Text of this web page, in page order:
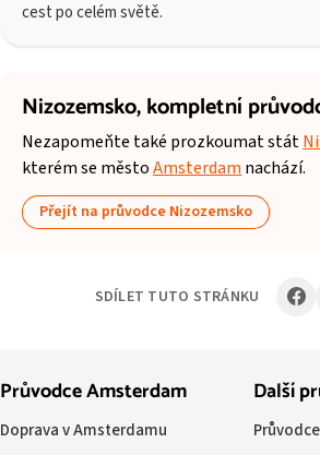
cest po celém světě.
Nizozemsko,kompletní
Nezapomeňte také prozkoumat stát
kterém se městoAmsterdam nachází.
Přejít na průvodce Nizozemsko
SDÍLET TUTO STRÁNKU
Průvodce Amsterdam
Doprava v Amsterdamu
Další